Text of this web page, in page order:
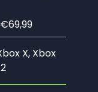
X, Xbox